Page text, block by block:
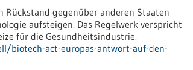
Rückstand gegenüber anderen Staaten
aufsteigen. Das Regelwerk verspricht
für die Gesundheitsindustrie.
biotech-act-europas-antwort-auf-den-